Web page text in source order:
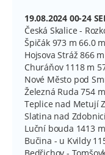
19.08.2024 00-24
Česká Skalice -
Špičák 973 m 66.0
Hojsova Stráž 866
Churáňov 1118 m
Nové Město pod
Železná Ruda 754
Teplice nad Metují
Slatina nad
Luční bouda 1413
Bučina - u Kvildy
Bedřichov -